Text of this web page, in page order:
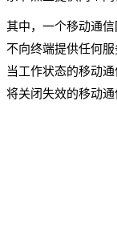
其中，一个移动通
不向终端提供任何服
当工作状态的移动
将关闭失效的移动通